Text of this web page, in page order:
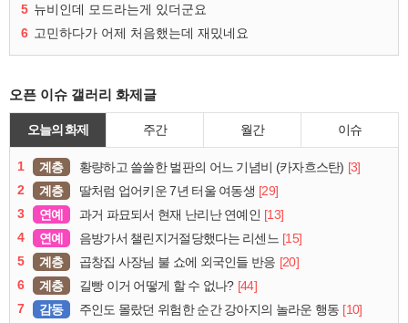
5 뉴비인데 모드라는게 있더군요
6 고민하다가 어제 처음했는데 재밌네요
오픈 이슈 갤러리 화제글
오늘의 화제 주간 월간 이슈
1 계층 황량하고 쓸쓸한 벌판의 어느 기념비 (카자흐스탄) [3]
2
계층 딸처럼 업어키운 7년 터울 여동생 [29]
3
연예 과거 파묘되서 현재 난리난 연예인 [13]
4
연예 음방가서 챌린지거절당했다는 리센느 [15]
5
계층 곱창집 사장님 불 쇼에 외국인들 반응 [20]
6
계층 길빵 이거 어떻게 할 수 없나? [44]
7
감동 주인도 몰랐던 위험한 순간 강아지의 놀라운 행동 [10]